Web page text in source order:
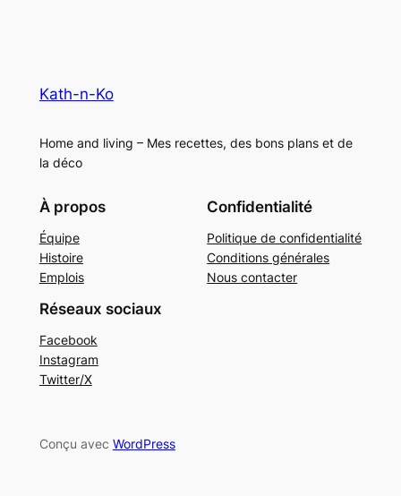
Kath-n-Ko
Home and living – Mes recettes, des bons plans et de
la déco
À propos
Équipe
Histoire
Emplois
Confidentialité
Politique de confidentialité
Conditions générales
Nous contacter
Réseaux sociaux
Facebook
Instagram
Twitter/X
Conçu avec WordPress